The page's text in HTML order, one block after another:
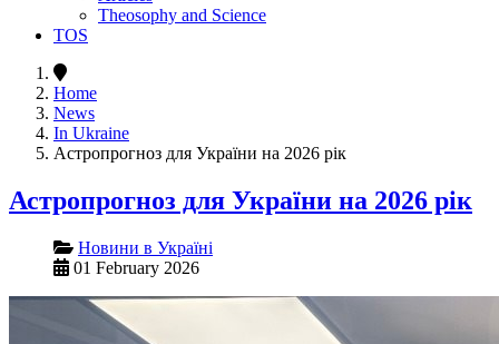
Theosophy and Science
TOS
Home
News
In Ukraine
Астропрогноз для України на 2026 рік
Астропрогноз для України на 2026 рік
Новини в Україні
01 February 2026